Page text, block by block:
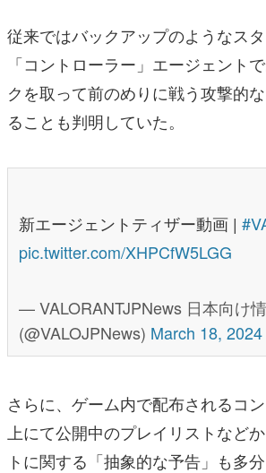
従来ではバックアップのようなス
「コントローラー」エージェント
クを取って前のめりに戦う攻撃的
ることも判明していた。
新エージェントティザー動画 |
pic.twitter.com/XHPCfW5LGG
— VALORANTJPNews 日本向け
(@VALOJPNews) March 18, 2024
さらに、ゲーム内で配布されるコ
上にて公開中のプレイリストなど
トに関する「抽象的な予告」も多